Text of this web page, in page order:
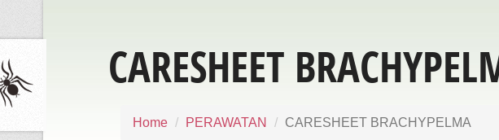
CARESHEET
Home PERAWATAN CARESHEET BRACHYPELMA